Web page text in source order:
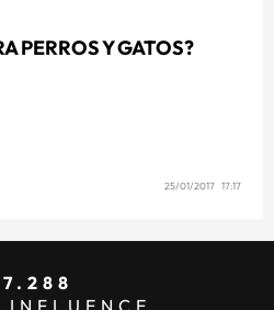
PERROS Y GATOS?
25/01/2017 17:17